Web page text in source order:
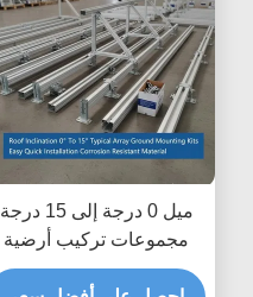
ميل 0 درجة إلى 15 درجة
مجموعات تركيب أرضية
للألواح الشمسية سهلة